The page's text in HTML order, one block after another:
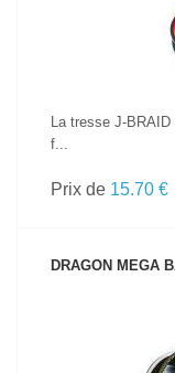
La tresse J-
f...
Prix de 15.70 €
DRAGON MEGA